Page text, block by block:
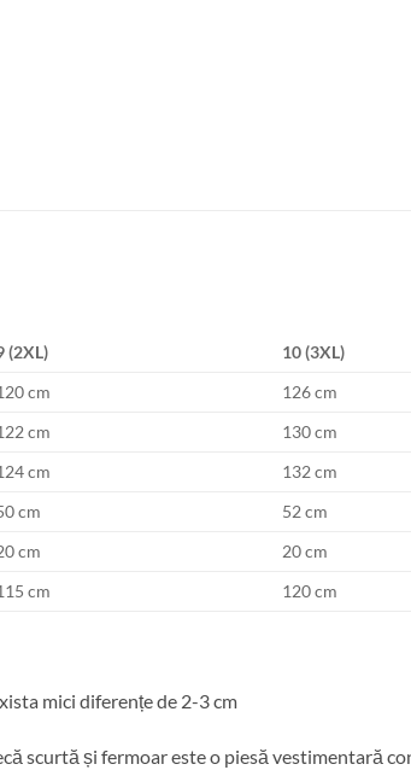
(2XL) 10 (3XL)
cm 126 cm
cm 130 cm
cm 132 cm
cm 52 cm
cm 20 cm
cm 120 cm
mici diferențe de 2-3 cm
scurtă și fermoar este o piesă vestimentară